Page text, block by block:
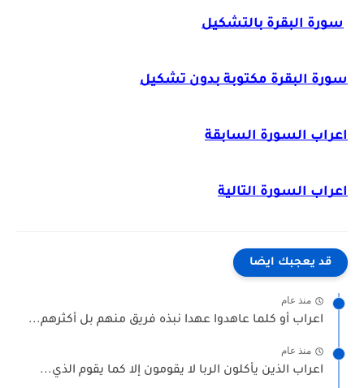
سورة البقرة بالتشكيل
سورة البقرة مكتوبة بدون تشكيل
اعراب السورة السابقة
اعراب السورة التالية
قد يعجبك ايضا
منذ عام
اعراب أو كلما عاهدوا عهدا نبذه فريق منهم بل أكثرهم...
منذ عام
اعراب الذين يأكلون الربا لا يقومون إلا كما يقوم الذي...